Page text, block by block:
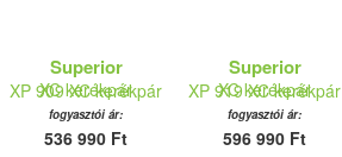
Superior
XP 909 XC kerékpár
fogyasztói ár:
536 990 Ft
Superior
XP 919 XC kerékpár
fogyasztói ár:
596 990 Ft